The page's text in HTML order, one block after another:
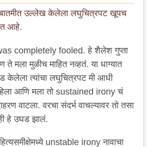
उल्लेख केलेला लघुचित्रपट खूपच
आहे.
completely fooled. हे शैलेश गुप्ता
ते मला मुळीच माहित नव्हतं. या धाग्यात
केलेला त्यांचा लघुचित्रपट मी आधी
आणि मला तो sustained irony चं
वाटला. वरचा संदर्भ वाचल्यावर तो तसा
हे उघड झालं.
unstable irony नावाचा